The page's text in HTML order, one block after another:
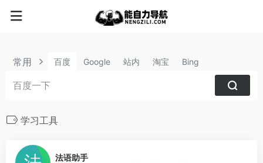
常用 百度 Google 站内 淘宝 Bing
学习工具
法语助手